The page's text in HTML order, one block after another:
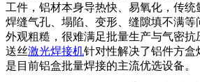
工件，铝材本身导热快、易氧化，传
焊缝气孔、塌陷、变形、缝隙填不满等
外观粗糙，很难满足批量生产与气密抗
送丝激光焊接机针对性解决了铝件方盒
是目前铝盒批量焊接的主流优选设备。